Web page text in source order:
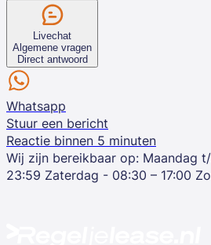
Livechat
Algemene vragen
Direct antwoord
Whatsapp
Stuur een bericht
Reactie binnen 5 minuten
Wij zijn bereikbaar op: Maandag
23:59 Zaterdag - 08:30 – 17:00